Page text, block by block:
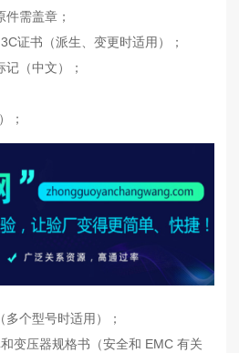
需盖章；
书（派生、变更时适用）；
（中文）；
；
个型号时适用）；
压器规格书（安全和 EMC 有关